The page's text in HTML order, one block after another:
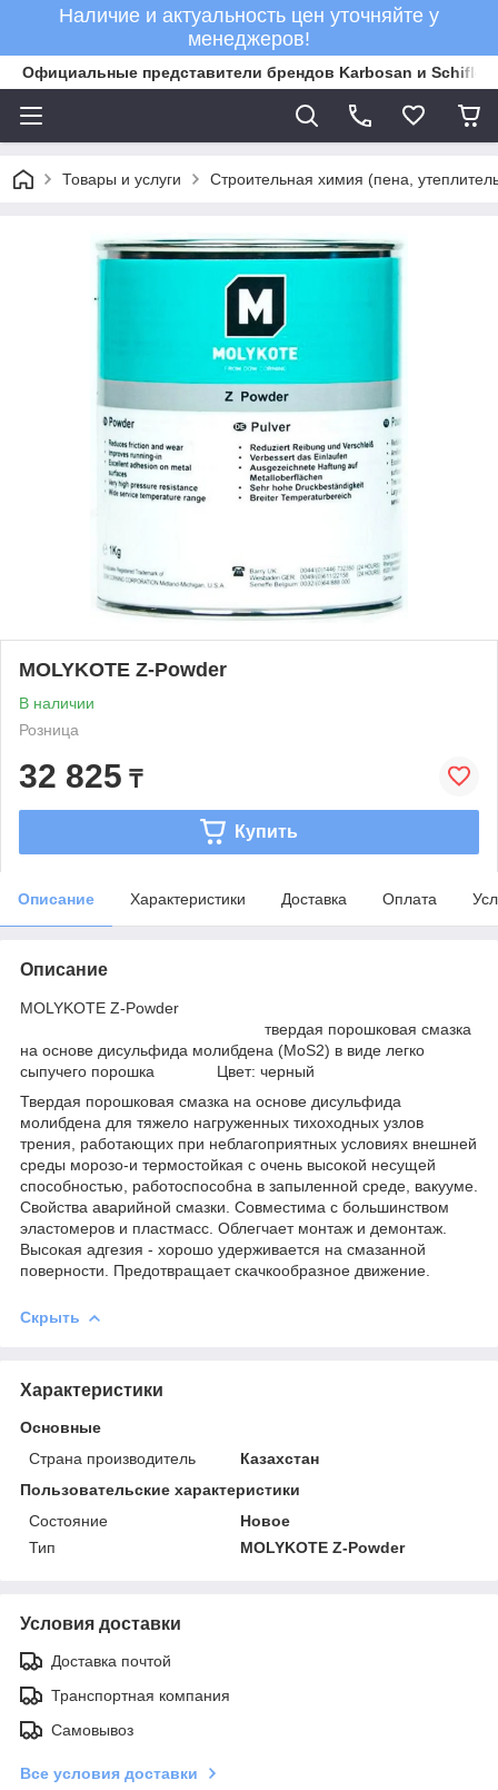
Наличие и актуальность цен уточняйте у
менеджеров!
Официальные представители брендов Karbosan и Schifler
Товары и услуги Строительная химия (пена,
MOLYKOTE Z-Powder
В наличии
Розница
32 825 ₸
Купить
Описание Характеристики Доставка Оплата
Описание
MOLYKOTE Z-Powder
твердая порошковая смазка
на основе дисульфида молибдена (МоS2) в виде легко
сыпучего порошка Цвет: черный
Твердая порошковая смазка на основе дисульфида
молибдена для тяжело нагруженных тихоходных узлов
трения, работающих при неблагоприятных условиях внешней
среды морозо-и термостойкая с очень высокой несущей
способностью, работоспособна в запыленной среде, вакууме.
Свойства аварийной смазки. Совместима с большинством
эластомеров и пластмасс. Облегчает монтаж и демонтаж.
Высокая адгезия - хорошо удерживается на смазанной
поверности. Предотвращает скачкообразное движение.
Скрыть
Характеристики
Основные
Страна производитель
Казахстан
Пользовательские характеристики
Состояние
Новое
Тип
MOLYKOTE Z-Powder
Условия доставки
Доставка почтой
Транспортная компания
Самовывоз
Все условия доставки